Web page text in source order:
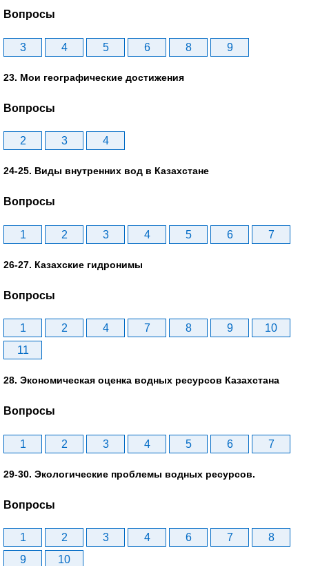
Вопросы
3 4 5 6 8 9
23. Мои географические достижения
Вопросы
2 3 4
24-25. Виды внутренних вод в Казахстане
Вопросы
1 2 3 4 5 6 7
26-27. Казахские гидронимы
Вопросы
1 2 4 7 8 9
10
11
28. Экономическая оценка водных ресурсов Казахстана
Вопросы
1 2 3 4 5 6 7
29-30. Экологические проблемы водных ресурсов.
Вопросы
1 2 3 4 6 7
8
9
10